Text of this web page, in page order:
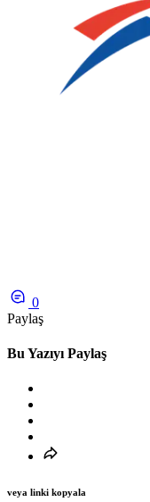
0
Paylaş
Bu Yazıyı Paylaş
veya linki kopyala